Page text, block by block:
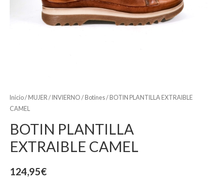
Inicio/ MUJER / INVIERNO / Botines/ BOTIN PLANTILLA EXTRAIBLE
CAMEL
BOTIN PLANTILLA
EXTRAIBLE CAMEL
124,95€